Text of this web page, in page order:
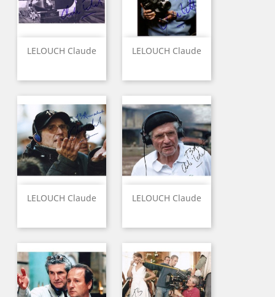
LELOUCH Claude LELOUCH Claude
LELOUCH Claude LELOUCH Claude